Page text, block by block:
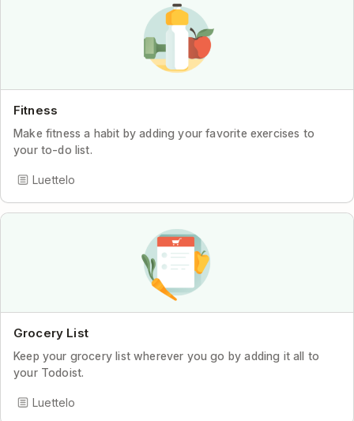
Fitness
Make fitness a habit by adding your favorite exercises to
your to-do list.
Luettelo
Grocery List
Keep your grocery list wherever you go by adding it all to
your Todoist.
Luettelo